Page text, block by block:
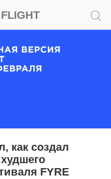
как создал
FYRE